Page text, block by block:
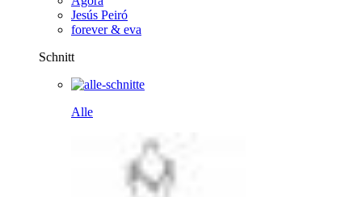
Jesús Peiró
forever & eva
Schnitt
Alle